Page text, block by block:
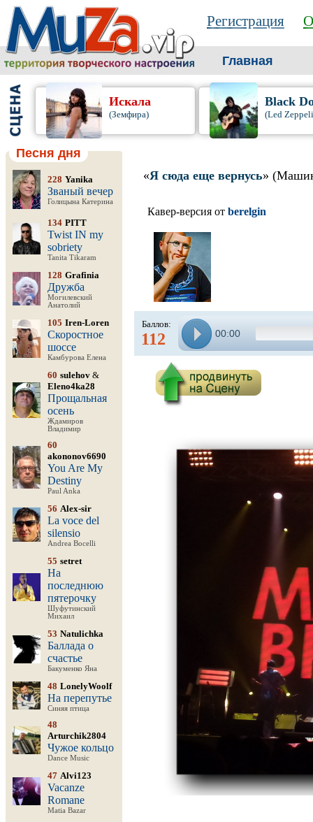
Регистрация
Главная
Искала
(Земфира)
Black
(Led
Песня дня
228 Yanika
Званый вечер
Голицына Катерина
134 PITT
Twist IN my
sobriety
Tanita Tikaram
128 Grafinia
Дружба
Могилевский
Анатолий
105 Iren-Loren
Скоростное
шоссе
Камбурова Елена
60 sulehov &
Eleno4ka28
Прощальная
осень
Ждамиров
Владимир
60
akononov6690
You Are My
Destiny
Paul Anka
56 Alex-sir
La voce del
silensio
Andrea Bocelli
55 setret
На
последнюю
пятерочку
Шуфутинский
Михаил
53 Natulichka
Баллада о
счастье
Бакуменко Яна
48 LonelyWoolf
На перепутье
Синяя птица
48
Arturchik2804
Чужое кольцо
Dance Music
47 Alvi123
Vacanze
Romane
Matia Bazar
«Я сюда еще вернусь»
Кавер-версия от berelgin
Баллов:
112 00:00